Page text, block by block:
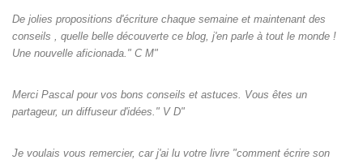
De jolies propositions d'écriture chaque semaine et maintenant des
conseils , quelle belle découverte ce blog, j'en parle à tout le monde !
Une nouvelle aficionada." C M"
Merci Pascal pour vos bons conseils et astuces. Vous êtes un
partageur, un diffuseur d'idées." V D"
Je voulais vous remercier, car j'ai lu votre livre "comment écrire son